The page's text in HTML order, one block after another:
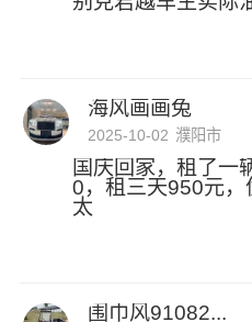
海风画画兔
2025-10-02 濮阳市
国庆回家，租了一
0，租三天950元
太
围巾风91082...